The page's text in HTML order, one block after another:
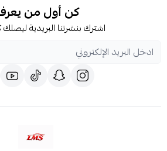
كن أول من
اشترك بنشرتنا البريدية